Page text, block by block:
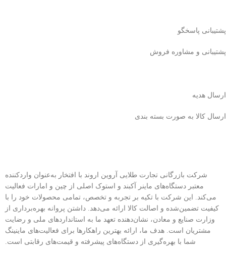
پشتیبانی پاسخگو
پشتیبانی و مشاوره فروش
ارسال هدیه
ارسال کالا به صورت بسته بندی
شرکت بازرگانی تجارت طلایی آروین اروند با افتخار به‌عنوان واردکننده
معتبر دستگاه‌های ماینر آکبند و استوک اصلی از چین و امارات فعالیت
می‌کند. این شرکت با تکیه بر تجربه و تخصص، تمامی محصولات خود را با
کیفیت تضمین‌شده و اصالت کالا ارائه می‌دهد. داشتن پروانه بهره‌برداری از
وزارت صنایع و معادن، نشان‌دهنده تعهد ما به استانداردهای ملی و رضایت
مشتریان است. هدف ما، ارائه بهترین راهکارها برای فعالیت‌های ماینینگ
شما با بهره‌گیری از دستگاه‌های پیشرفته و قیمت‌های رقابتی است.